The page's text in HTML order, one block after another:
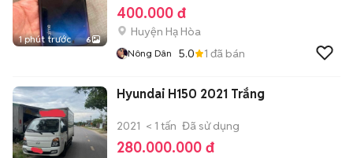
1 phút trước 6
400.000 đ
Huyện Hạ Hòa
Nông Dân 5.0 1 đã bán
Hyundai H150 2021 Trắng
2021 < 1 tấn Đã sử dụng
280.000.000 đ